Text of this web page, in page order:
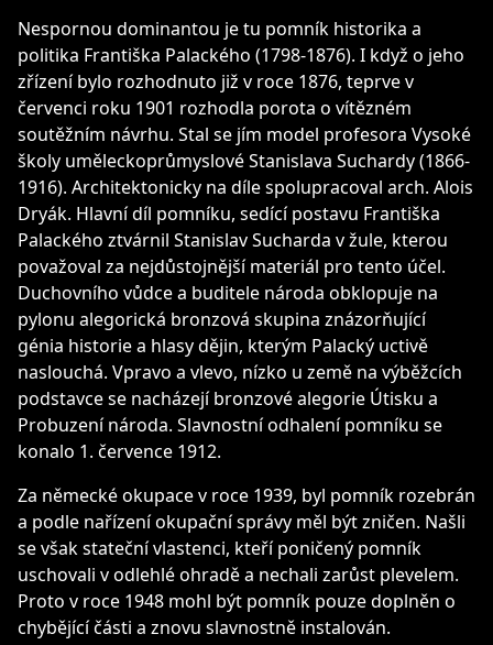
Nespornou dominantou je tu pomník historika a
politika Františka Palackého (1798-1876). I když o jeho
zřízení bylo rozhodnuto již v roce 1876, teprve v
červenci roku 1901 rozhodla porota o vítězném
soutěžním návrhu. Stal se jím model profesora Vysoké
školy uměleckoprůmyslové Stanislava Suchardy (1866-
1916). Architektonicky na díle spolupracoval arch. Alois
Dryák. Hlavní díl pomníku, sedící postavu Františka
Palackého ztvárnil Stanislav Sucharda v žule, kterou
považoval za nejdůstojnější materiál pro tento účel.
Duchovního vůdce a buditele národa obklopuje na
pylonu alegorická bronzová skupina znázorňující
génia historie a hlasy dějin, kterým Palacký uctivě
naslouchá. Vpravo a vlevo, nízko u země na výběžcích
podstavce se nacházejí bronzové alegorie Útisku a
Probuzení národa. Slavnostní odhalení pomníku se
konalo 1. července 1912.
Za německé okupace v roce 1939, byl pomník rozebrán
a podle nařízení okupační správy měl být zničen. Našli
se však stateční vlastenci, kteří poničený pomník
uschovali v odlehlé ohradě a nechali zarůst plevelem.
Proto v roce 1948 mohl být pomník pouze doplněn o
chybějící části a znovu slavnostně instalován.